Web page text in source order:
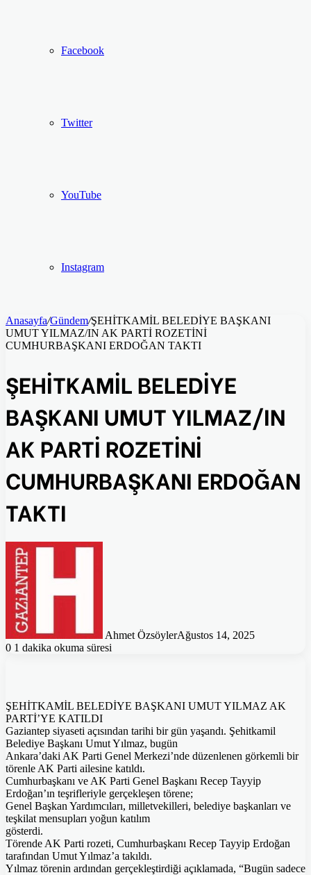
Facebook
Twitter
YouTube
Instagram
Anasayfa/Gündem/ŞEHİTKAMİL BELEDİYE BAŞKANI
UMUT YILMAZ/IN AK PARTİ ROZETİNİ
CUMHURBAŞKANI ERDOĞAN TAKTI
ŞEHİTKAMİL BELEDİYE
BAŞKANI UMUT YILMAZ/IN
AK PARTİ ROZETİNİ
CUMHURBAŞKANI ERDOĞAN
TAKTI
Ahmet ÖzsöylerAğustos 14, 2025
0 1 dakika okuma süresi
ŞEHİTKAMİL BELEDİYE BAŞKANI UMUT YILMAZ AK
PARTİ’YE KATILDI
Gaziantep siyaseti açısından tarihi bir gün yaşandı. Şehitkamil
Belediye Başkanı Umut Yılmaz, bugün
Ankara’daki AK Parti Genel Merkezi’nde düzenlenen görkemli bir
törenle AK Parti ailesine katıldı.
Cumhurbaşkanı ve AK Parti Genel Başkanı Recep Tayyip
Erdoğan’ın teşrifleriyle gerçekleşen törene;
Genel Başkan Yardımcıları, milletvekilleri, belediye başkanları ve
teşkilat mensupları yoğun katılım
gösterdi.
Törende AK Parti rozeti, Cumhurbaşkanı Recep Tayyip Erdoğan
tarafından Umut Yılmaz’a takıldı.
Yılmaz törenin ardından gerçekleştirdiği açıklamada, “Bugün sadece